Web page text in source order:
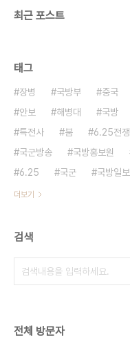
최근 포스트
태그
장병 국방부 중국
안보
해병대 국방
특전사
붐 6.25전쟁
국군방송
국방홍보원
6.25
국군 국방일보
더보기
검색
전체 방문자